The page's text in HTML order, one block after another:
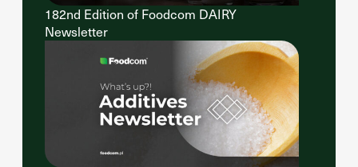
182nd Edition of Foodcom DAIRY
Newsletter